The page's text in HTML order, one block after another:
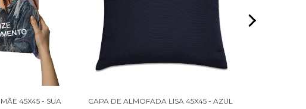
45X45 - SUA
CAPA DE ALMOFADA LISA 45X45 - AZUL